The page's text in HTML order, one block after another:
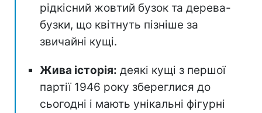
рідкісний жовтий бузок та дерева-
бузки, що квітнуть пізніше за
звичайні кущі.
Жива історія: деякі кущі з першої
партії 1946 року збереглися до
сьогодні і мають унікальні фігурні